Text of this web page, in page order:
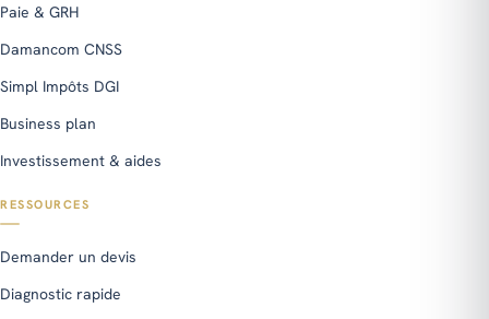
Paie & GRH
Damancom CNSS
Simpl Impôts DGI
Business plan
Investissement & aides
RESSOURCES
Demander un devis
Diagnostic rapide